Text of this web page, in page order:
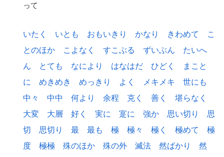
って
いたく いとも おもいきり かなり きわめて
こ
とのほか
こよなく すこぶる ずいぶん
たいへ
ん
とても なにより はなはだ ひどく
まこと
に
めきめき めっきり よく メキメキ
世にも
中々
中中 何より 余程 克く 善く
堪らなく
大変
大層 好く 実に 寔に 強か 思い切り
思
切
思切り 最 最も 極 極々 極く 極めて
極
度
極極 殊のほか 殊の外 滅法 然ばかり
然